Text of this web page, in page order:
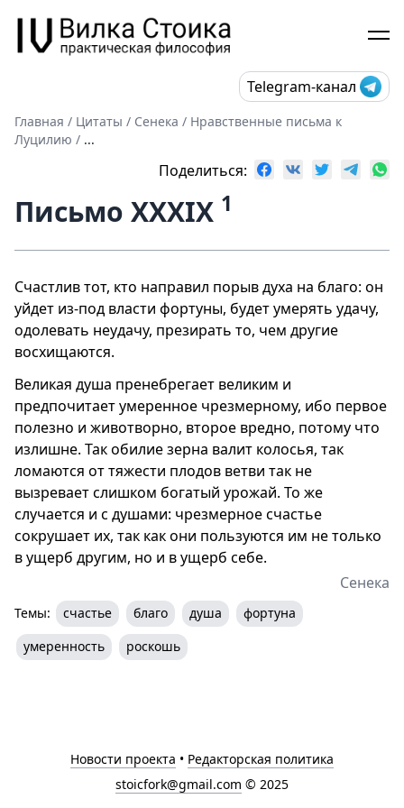
Telegram-канал
Главная / Цитаты / Сенека / Нравственные письма к
Луцилию / ...
Поделиться:
Письмо XXXIX 1
Счастлив тот, кто направил порыв духа на благо: он
уйдет из-под власти фортуны, будет умерять удачу,
одолевать неудачу, презирать то, чем другие
восхищаются.
Великая душа пренебрегает великим и
предпочитает умеренное чрезмерному, ибо первое
полезно и животворно, второе вредно, потому что
излишне. Так обилие зерна валит колосья, так
ломаются от тяжести плодов ветви так не
вызревает слишком богатый урожай. То же
случается и с душами: чрезмерное счастье
сокрушает их, так как они пользуются им не только
в ущерб другим, но и в ущерб себе.
Сенека
Темы: счастье благо душа
фортуна
умеренность
роскошь
Новости проекта • Редакторская политика
stoicfork@gmail.com © 2025